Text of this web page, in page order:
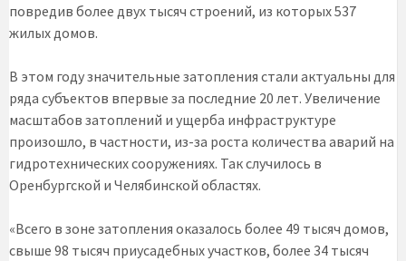
повредив более двух тысяч строений, из которых 537
жилых домов.
В этом году значительные затопления стали актуальны для
ряда субъектов впервые за последние 20 лет. Увеличение
масштабов затоплений и ущерба инфраструктуре
произошло, в частности, из-за роста количества аварий на
гидротехнических сооружениях. Так случилось в
Оренбургской и Челябинской областях.
«Всего в зоне затопления оказалось более 49 тысяч домов,
свыше 98 тысяч приусадебных участков, более 34 тысяч